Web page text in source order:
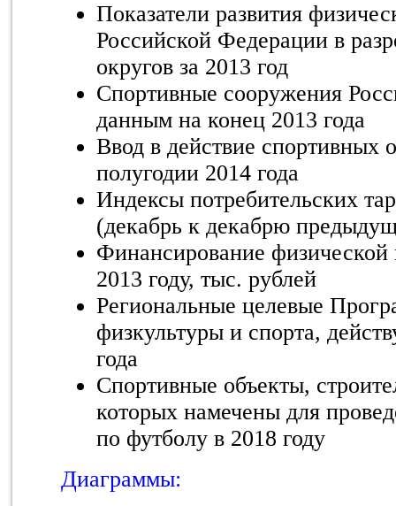
Показатели развития
Российской Федерации в
округов за 2013 год
Спортивные сооружения
данным на конец 2013 года
Ввод в действие спортивных
полугодии 2014 года
Индексы потребительских
(декабрь к декабрю
Финансирование физической
2013 году, тыс. рублей
Региональные целевые
физкультуры и спорта,
года
Спортивные объекты,
которых намечены для
по футболу в 2018 году
Диаграммы: